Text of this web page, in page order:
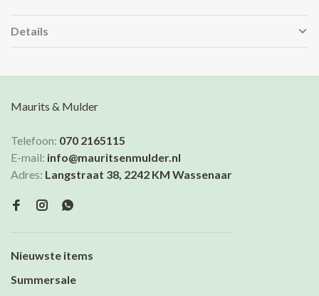
Details
Maurits & Mulder
Telefoon: 070 2165115
E-mail: info@mauritsenmulder.nl
Adres: Langstraat 38, 2242 KM Wassenaar
Nieuwste items
Summersale